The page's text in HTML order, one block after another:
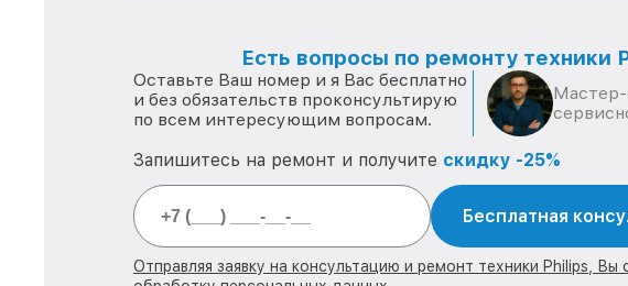
Есть вопросы по ремонту техники
Оставьте Ваш номер и я Вас бесплатно
и без обязательств проконсультирую
по всем интересующим вопросам.
Мастер-
Запишитесь на ремонт и получите скидку -25%
Бесплатная
Отправляя заявку на консультацию и ремонт техники Philips, Вы